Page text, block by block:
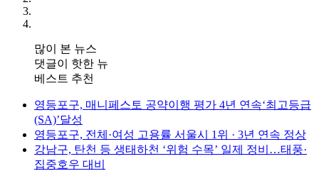
많이 본 뉴스
댓글이 핫한 뉴
베스트 추천
영등포구, 매니페스토 공약이행 평가 4년 연속‘최고등급
(SA)’달성
영등포구, 전체·여성 고용률 서울시 1위 · 3년 연속 정상
강남구, 탄천 등 생태하천 ‘위험 수목’ 일제 정비…태풍·
집중호우 대비